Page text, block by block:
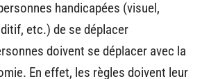
handicapées (visuel,
etc.) de se déplacer
doivent se déplacer avec la
En effet, les règles doivent leur